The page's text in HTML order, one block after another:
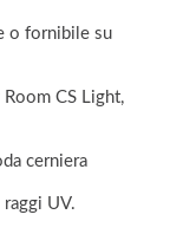
o fornibile su
CS Light,
cerniera
UV.